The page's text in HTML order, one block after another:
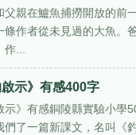
父親在鱸魚捕撈開放的前
條作者從未見過的大魚。
作...
示》有感400字
示》有感銅陵縣實驗小學
們了一篇新課文，名叫《